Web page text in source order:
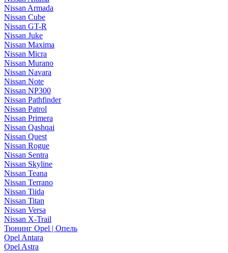
Nissan Armada
Nissan Cube
Nissan GT-R
Nissan Juke
Nissan Maxima
Nissan Micra
Nissan Murano
Nissan Navara
Nissan Note
Nissan NP300
Nissan Pathfinder
Nissan Patrol
Nissan Primera
Nissan Qashqai
Nissan Quest
Nissan Rogue
Nissan Sentra
Nissan Skyline
Nissan Teana
Nissan Terrano
Nissan Tiida
Nissan Titan
Nissan Versa
Nissan X-Trail
Тюнинг Opel | Опель
Opel Antara
Opel Astra